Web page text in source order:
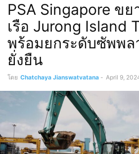
PSA Singapore ขย
เรือ Jurong Island
พร้อมยกระดับซัพพล
ยั่งยืน
โดย Chatchaya Jianswatvatana - April 9,